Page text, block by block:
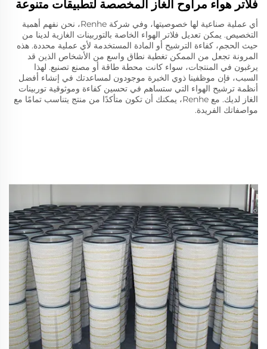
فلاتر هواء مراوح الغاز المخصصة لتطبيقات متنوعة
أي عملية صناعية لها خصوصيتها، وفي شركة Renhe، نحن نفهم أهمية
التخصيص. يمكن تعديل فلاتر الهواء الخاصة بالتوربينات الغازية لدينا من
حيث الحجم، كفاءة الترشيح أو المادة المستخدمة لأي عملية محددة. هذه
المرونة تجعل من الممكن تغطية نطاق واسع من الأشخاص الذين قد
يرغبون في المنتجات، سواء كانت محطة طاقة أو مصنع تصنيع. لهذا
السبب، فإن موظفينا ذوي الخبرة موجودون لمساعدتك في إنشاء أفضل
أنظمة ترشيح الهواء التي ستساهم في تحسين كفاءة وموثوقية توربينات
الغاز لديك. مع Renhe، يمكنك أن تكون متأكدًا من منتج يتناسب تمامًا مع
مواصفاتك الفريدة.